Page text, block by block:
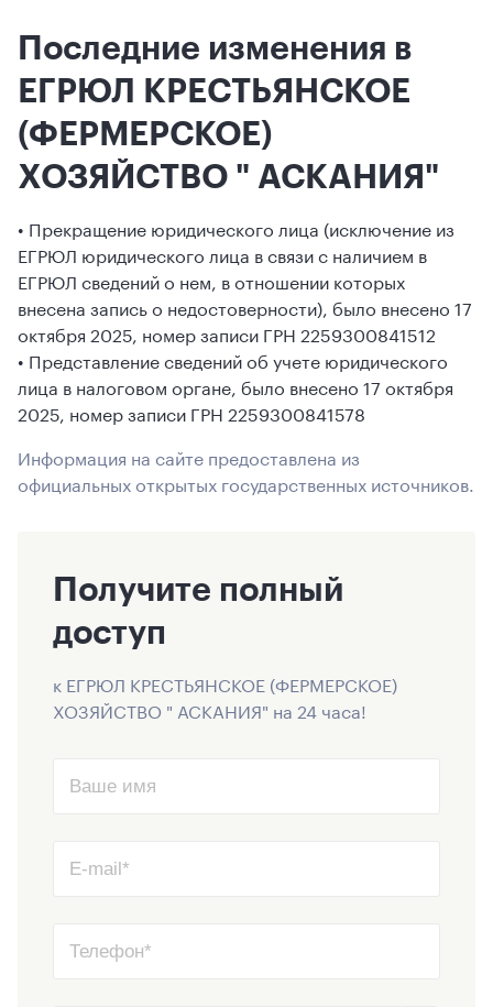
Последние изменения в
ЕГРЮЛ КРЕСТЬЯНСКОЕ
(ФЕРМЕРСКОЕ)
ХОЗЯЙСТВО " АСКАНИЯ"
• Прекращение юридического лица (исключение из
ЕГРЮЛ юридического лица в связи с наличием в
ЕГРЮЛ сведений о нем, в отношении которых
внесена запись о недостоверности), было внесено 17
октября 2025, номер записи ГРН 2259300841512
• Представление сведений об учете юридического
лица в налоговом органе, было внесено 17 октября
2025, номер записи ГРН 2259300841578
Информация на сайте предоставлена из
официальных открытых государственных источников.
Получите полный
доступ
к ЕГРЮЛ КРЕСТЬЯНСКОЕ (ФЕРМЕРСКОЕ)
ХОЗЯЙСТВО " АСКАНИЯ" на 24 часа!